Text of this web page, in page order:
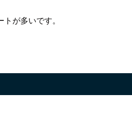
が多いです。